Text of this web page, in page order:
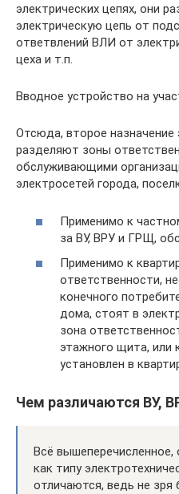
электрических цепях, они
электрическую цепь от
ответвлений ВЛИ от
цеха и т.п.
Вводное устройство на
Отсюда, второе назначение
разделяют зоны
обслуживающими
электросетей города,
Применимо к
за ВУ, ВРУ и ГРЩ,
Применимо к
ответственности,
конечного
дома, стоят в
зона
этажного щита, или
установлен в
Чем различаются ВУ,
Всё вышеперечисленное,
как типу
отличаются, ведь не зря